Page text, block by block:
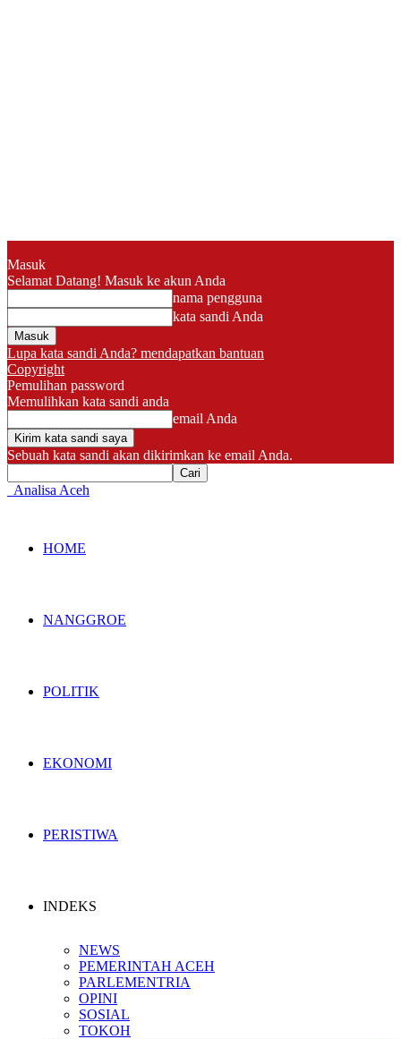
Masuk
Selamat Datang! Masuk ke akun Anda
nama pengguna
kata sandi Anda
Lupa kata sandi Anda? mendapatkan bantuan
Copyright
Pemulihan password
Memulihkan kata sandi anda
email Anda
Sebuah kata sandi akan dikirimkan ke email Anda.
Analisa Aceh
HOME
NANGGROE
POLITIK
EKONOMI
PERISTIWA
INDEKS
NEWS
PEMERINTAH ACEH
PARLEMENTRIA
OPINI
SOSIAL
TOKOH